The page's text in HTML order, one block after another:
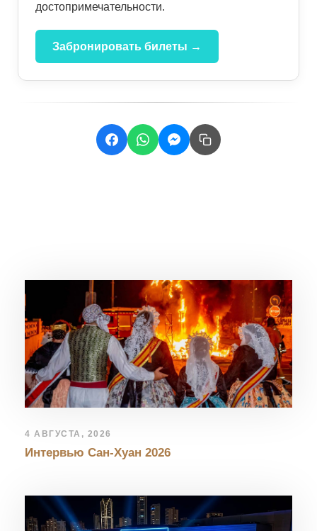
достопримечательности.
Забронировать билеты →
4 АВГУСТА, 2026
Интервью Сан-Хуан 2026